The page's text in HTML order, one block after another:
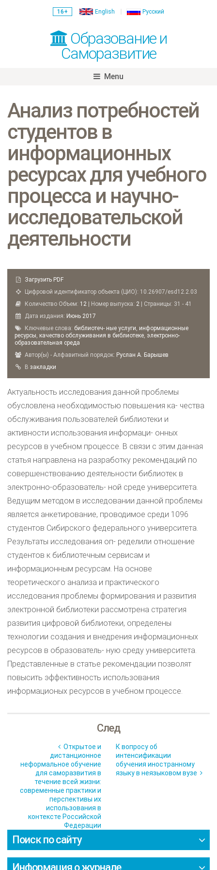
16+ English Русский
Образование и
Саморазвитие
Menu
content
Анализ потребностей
студентов в
информационных
ресурсах для учебного
процесса и научно-
исследовательской
деятельности
Загрузить PDF
Цифровой идентификатор объекта (ЦИО): 10.26907/esd12.2.03
Количество Объем: 12 | Номер выпуска: 2 | Страницы: 31 - 41
Дата издания: Июнь 2017
Ключевые слова: библиотеч- ные услуги, информационные
ресурсы, качество обслуживания в библиотеке, электронно-
образовательная среда
Автор(ы) - Алфавитный порядок: Руслан А. Барышев
Bзакладки
Актуальность исследования данной проблемы
обусловлена необходимостью повышения ка- чества
обслуживания пользователей библиотеки и
активности использования информаци- онных
ресурсов в учебном процессе. В связи с этим данная
статья направлена на разработку рекомендаций по
совершенствованию деятельности библиотек в
электронно-образователь- ной среде университета.
Ведущим методом в исследовании данной проблемы
является анкетирование, проводимое среди 1096
студентов Сибирского федерального университета.
Результаты исследования оп- ределили отношение
студентов к библиотечным сервисам и
информационным ресурсам. На основе
теоретического анализа и практического
исследования проблемы формирования и развития
электронной библиотеки рассмотрена стратегия
развития цифровой библиотеки, определены
технологии создания и внедрения информационных
ресурсов в образователь- ную среду университета.
Представленные в статье рекомендации позволят
повысить эффективность использования
информационых ресурсов в учебном процессе.
След
Открытое и
дистанционное
неформальное обучение
для саморазвития в
течение всей жизни:
современные практики и
перспективы их
использования в
контексте Российской
Федерации
К вопросу об
интенсификации
обучения иностранному
языку в неязыковом вузе
Поиск по сайту
Информация о журнале